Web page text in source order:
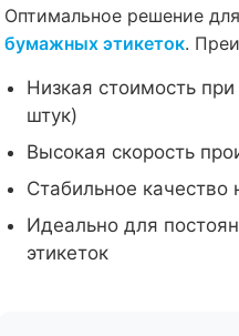
Оптимальное решение
бумажных этикеток.
Низкая стоимость
штук)
Высокая скорость
Стабильное
Идеально для
этикеток